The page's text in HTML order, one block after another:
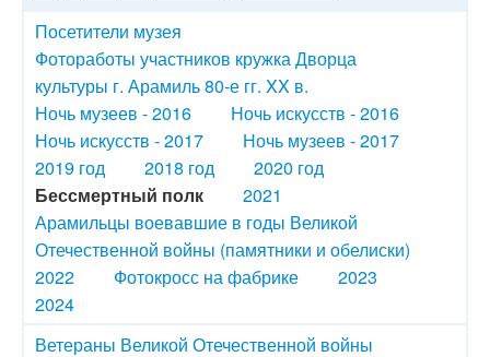
Посетители музея
Фотоработы участников кружка Дворца
культуры г. Арамиль 80-е гг. XX в.
Ночь музеев - 2016
Ночь искусств - 2016
Ночь искусств - 2017
Ночь музеев - 2017
2019 год
2018 год
2020 год
Бессмертный полк
2021
Арамильцы воевавшие в годы Великой
Отечественной войны (памятники и обелиски)
2022
Фотокросс на фабрике
2023
2024
Ветераны Великой Отечественной войны